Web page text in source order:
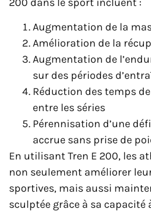
Augmentation de la
Amélioration de la
Augmentation de
sur des périodes
Réduction des temps
entre les séries
Pérennisation d’une
accrue sans prise de
En utilisant Tren E 200, les
non seulement améliorer
sportives, mais aussi
sculptée grâce à sa capacité